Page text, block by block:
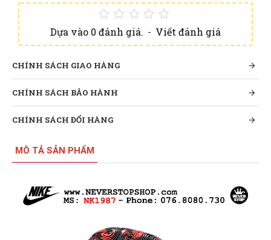
Dựa vào 0 đánh giá. - Viết đánh giá
CHÍNH SÁCH GIAO HÀNG
CHÍNH SÁCH BẢO HÀNH
CHÍNH SÁCH ĐỔI HÀNG
MÔ TẢ SẢN PHẨM